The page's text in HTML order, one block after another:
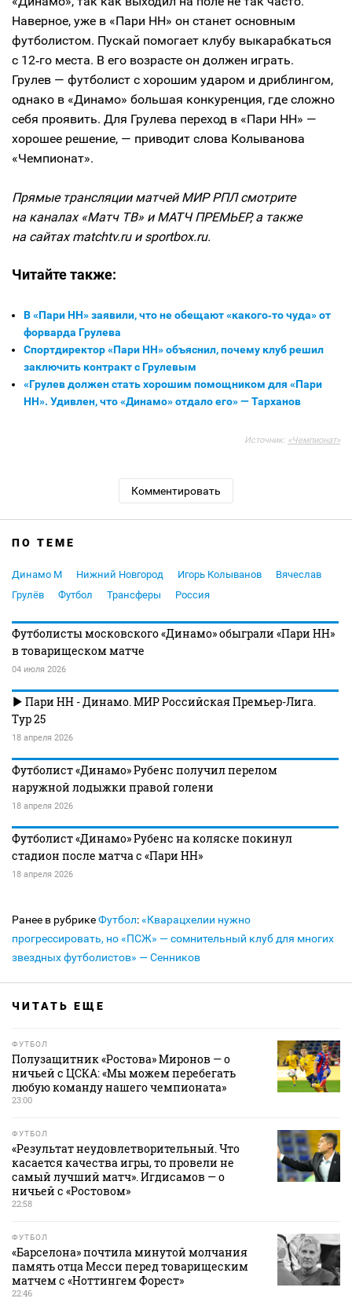
Наверное, уже в «Пари НН» он станет основным
футболистом. Пускай помогает клубу выкарабкаться
с 12‑го места. В его возрасте он должен играть.
Грулев — футболист с хорошим ударом и дриблингом,
однако в «Динамо» большая конкуренция, где сложно
себя проявить. Для Грулева переход в «Пари НН» —
хорошее решение, — приводит слова Колыванова
«Чемпионат».
Прямые трансляции матчей МИР РПЛ смотрите
на каналах «Матч ТВ» и МАТЧ ПРЕМЬЕР, а также
на сайтах matchtv.ru и sportbox.ru.
Читайте также:
В «Пари НН» заявили, что не обещают «какого‑то чуда» от
форварда Грулева
Спортдиректор «Пари НН» объяснил, почему клуб решил
заключить контракт с Грулевым
«Грулев должен стать хорошим помощником для «Пари
НН». Удивлен, что «Динамо» отдало его» — Тарханов
Источник: «Чемпионат»
Комментировать
ПО ТЕМЕ
Динамо М Нижний Новгород Игорь Колыванов
Вячеслав
Грулёв
Футбол Трансферы Россия
Футболисты московского «Динамо» обыграли «Пари НН»
в товарищеском матче
04 июля 2026
Пари НН - Динамо. МИР Российская Премьер-Лига.
Тур 25
18 апреля 2026
Футболист «Динамо» Рубенс получил перелом
наружной лодыжки правой голени
18 апреля 2026
Футболист «Динамо» Рубенс на коляске покинул
стадион после матча с «Пари НН»
18 апреля 2026
Ранее в рубрикеФутбол:«Кварацхелии нужно
прогрессировать, но «ПСЖ» — сомнительный клуб для многих
звездных футболистов» — Сенников
ЧИТАТЬ ЕЩЕ
ФУТБОЛ
Полузащитник «Ростова» Миронов — о
ничьей с ЦСКА: «Мы можем перебегать
любую команду нашего чемпионата»
23:00
ФУТБОЛ
«Результат неудовлетворительный. Что
касается качества игры, то провели не
самый лучший матч». Игдисамов — о
ничьей с «Ростовом»
22:58
ФУТБОЛ
«Барселона» почтила минутой молчания
память отца Месси перед товарищеским
матчем с «Ноттингем Форест»
22:46